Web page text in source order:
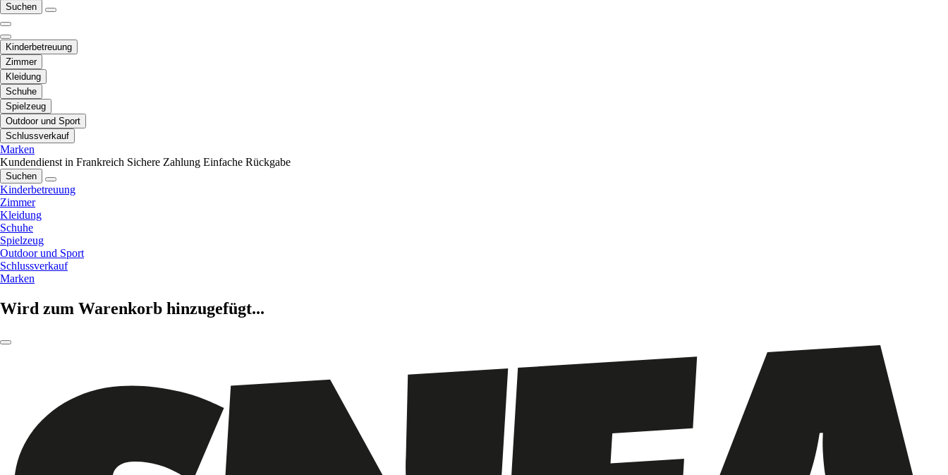
Suchen
Kinderbetreuung
Zimmer
Kleidung
Schuhe
Spielzeug
Outdoor und Sport
Schlussverkauf
Marken
Kundendienst in Frankreich Sichere Zahlung Einfache Rückgabe
Suchen
Kinderbetreuung
Zimmer
Kleidung
Schuhe
Spielzeug
Outdoor und Sport
Schlussverkauf
Marken
Wird zum Warenkorb hinzugefügt...